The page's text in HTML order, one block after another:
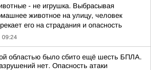
- не игрушка. Выбрасывая
животное на улицу, человек
его на страдания и опасность
09:24
областью было сбито ещё шесть БПЛА.
нет. Опасность атаки